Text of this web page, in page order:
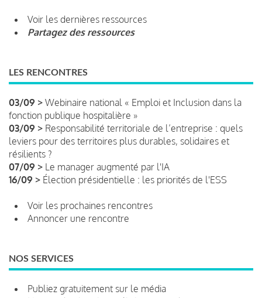
Voir les dernières ressources
Partagez des ressources
LES RENCONTRES
03/09 > Webinaire national « Emploi et Inclusion dans la
fonction publique hospitalière »
03/09 > Responsabilité territoriale de l’entreprise : quels
leviers pour des territoires plus durables, solidaires et
résilients ?
07/09 > Le manager augmenté par l'IA
16/09 > Élection présidentielle : les priorités de l'ESS
Voir les prochaines rencontres
Annoncer une rencontre
NOS SERVICES
Publiez gratuitement sur le média